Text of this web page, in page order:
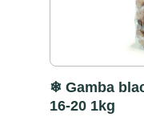
❄ Gamba
16-20 1kg